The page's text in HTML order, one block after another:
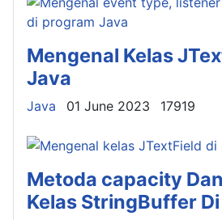
Mengenal Kelas
Java
Details
Java 01 June 2023 17919
Metoda capacity
Kelas StringBuffer